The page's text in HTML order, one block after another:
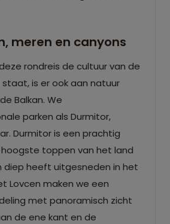
meren en canyons
rondreis de cultuur van de
is er ook aan natuur
Balkan. We
parken als Durmitor,
Durmitor is een prachtig
toppen van het land
diep heeft uitgesneden in het
Lovcen maken we een
met panoramisch zicht
de ene kant en de